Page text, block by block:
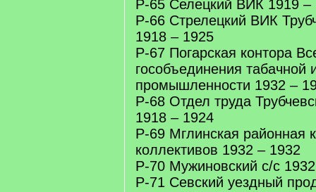
Р-65 Селецкий ВИК 1919 –
Р-66 Стрелецкий ВИК
1918 – 1925
Р-67 Погарская контора
гособъединения табачной
промышленности 1932 –
Р-68 Отдел труда
1918 – 1924
Р-69 Мглинская районная
коллективов 1932 – 1932
Р-70 Мужиновский с/с
Р-71 Севский уездный